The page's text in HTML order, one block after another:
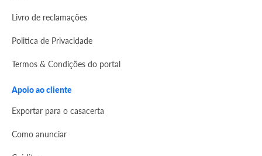
Livro de reclamações
Politica de Privacidade
Termos & Condições do portal
Apoio ao cliente
Exportar para o casacerta
Como anunciar